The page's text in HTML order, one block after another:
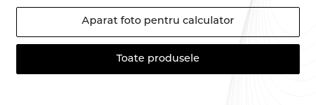
Aparat foto pentru calculator
Toate produsele